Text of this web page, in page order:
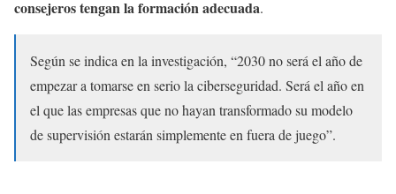
consejeros tengan la formación adecuada.
Según se indica en la investigación, “2030 no será el año de
empezar a tomarse en serio la ciberseguridad. Será el año en
el que las empresas que no hayan transformado su modelo
de supervisión estarán simplemente en fuera de juego”.